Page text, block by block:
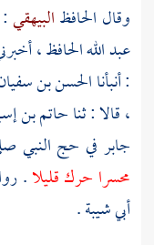
وقال الحافظالبيهقي:
عبد الله الحافظ،
: أنبأناالحسن بن
، قالا : ثناحاتم بن
جابر في حج النبي
محسرا حرك قليلا.
أبي شيبة.